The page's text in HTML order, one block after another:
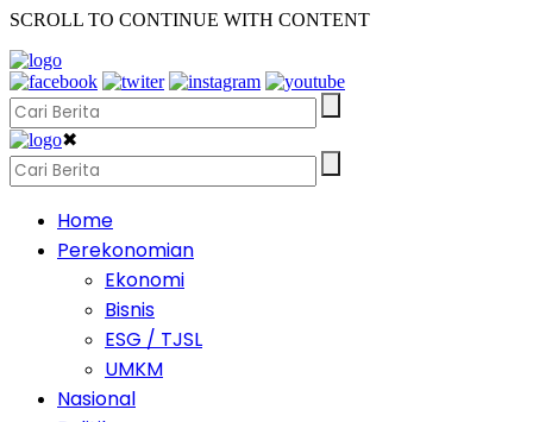
SCROLL TO CONTINUE WITH CONTENT
✖
Home
Perekonomian
Ekonomi
Bisnis
ESG / TJSL
UMKM
Nasional